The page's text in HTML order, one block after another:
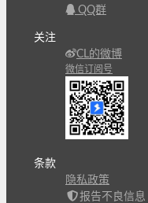
QQ群
关注
CL的微博
微信订阅号
条款
隐私政策
报告不良信息